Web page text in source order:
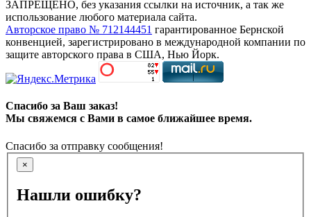
ЗАПРЕЩЕНО, без указания ссылки на источник, а так же
использование любого материала сайта.
Авторское право № 712144451 гарантированное Бернской
конвенцией, зарегистрировано в международной компании по
защите авторского права в США, Нью Йорк.
Спасибо за Ваш заказ!
Мы свяжемся с Вами в самое ближайшее время.
Спасибо за отправку сообщения!
×
Нашли ошибку?